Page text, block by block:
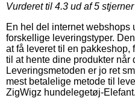
Vurderet til 4.3 ud af 5
En hel del internet
forskellige leveringstyper.
at få leveret til en
til at hente dine produkter når
Leveringsmetoden er jo ret
mest betalelige metode til
ZigWigz hundelegetøj-Elefant.